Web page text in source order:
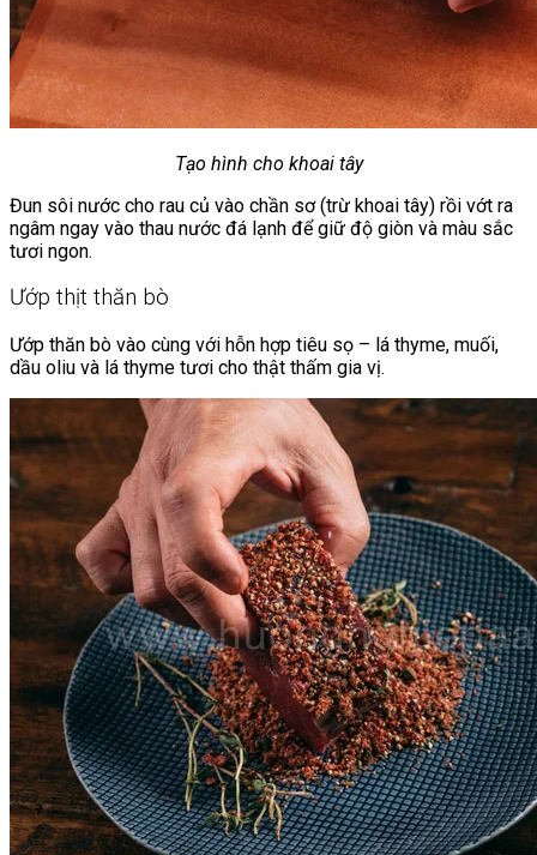
Tạo hình cho khoai tây
Đun sôi nước cho rau củ vào chần sơ (trừ khoai tây) rồi vớt ra
ngâm ngay vào thau nước đá lạnh để giữ độ giòn và màu sắc
tươi ngon.
Ướp thịt thăn bò
Ướp thăn bò vào cùng với hỗn hợp tiêu sọ – lá thyme, muối,
dầu oliu và lá thyme tươi cho thật thấm gia vị.